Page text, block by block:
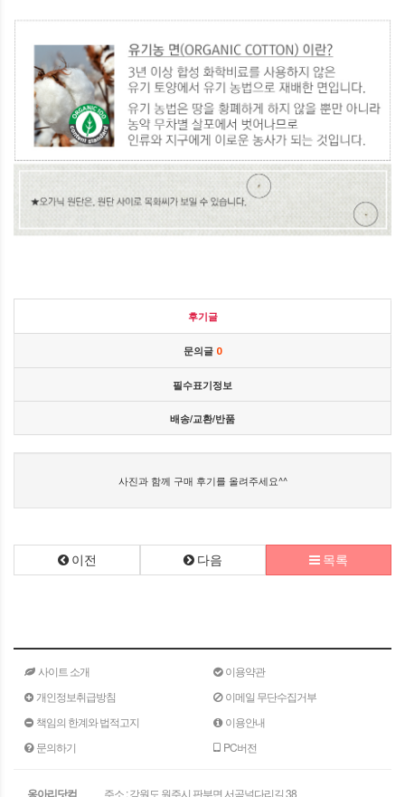
후기글
문의글 0
필수표기정보
배송/교환/반품
사진과 함께 구매 후기를 올려주세요^^
이전 다음 목록
사이트 소개
이용약관
개인정보취급방침
이메일 무단수집거부
책임의 한계와 법적고지
이용안내
문의하기
PC버전
옹아리닷컴 주소 : 강원도 원주시 판부면 서곡널다리길 38